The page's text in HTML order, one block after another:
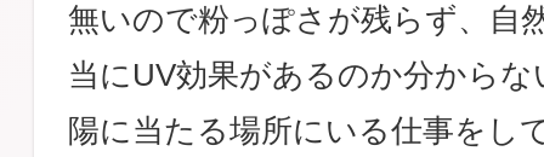
無いので粉っぽさが残らず、自
当にUV効果があるのか分から
陽に当たる場所にいる仕事をし